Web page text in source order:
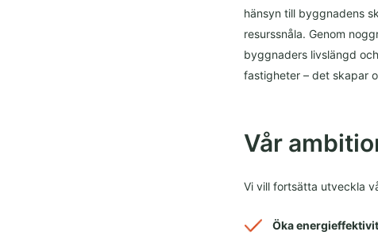
hänsyn till byggnadens
resurssnåla. Genom
byggnaders livslängd
fastigheter – det skapar
Vår
Vi vill fortsätta utveckla
Öka